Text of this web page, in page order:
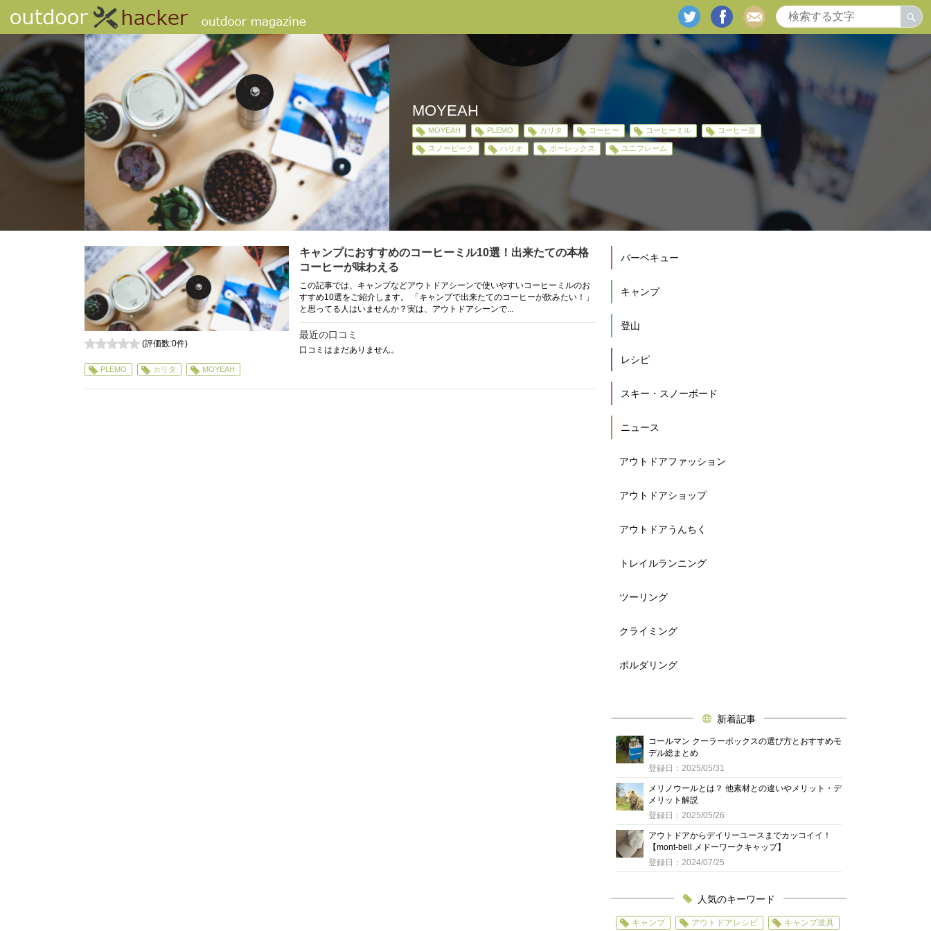
MOYEAH
MOYEAH PLEMO カリタ コーヒー コーヒーミル コーヒー豆
スノーピーク ハリオ ポーレックス ユニフレーム
キャンプにおすすめのコーヒーミル10選！出来たての本格
コーヒーが味わえる
この記事では、キャンプなどアウトドアシーンで使いやすいコーヒーミルのお
すすめ10選をご紹介します。 「キャンプで出来たてのコーヒーが飲みたい！」
と思ってる人はいませんか？実は、アウトドアシーンで...
最近の口コミ
口コミはまだありません。
(評価数:0件)
PLEMO カリタ MOYEAH
バーベキュー
キャンプ
登山
レシピ
スキー・スノーボード
ニュース
アウトドアファッション
アウトドアショップ
アウトドアうんちく
トレイルランニング
ツーリング
クライミング
ボルダリング
新着記事
コールマン クーラーボックスの選び方とおすすめモ
デル総まとめ
登録日：2025/05/31
メリノウールとは？ 他素材との違いやメリット・デ
メリット解説
登録日：2025/05/26
アウトドアからデイリーユースまでカッコイイ！
【mont-bell メドーワークキャップ】
登録日：2024/07/25
人気のキーワード
キャンプ アウトドアレシピ キャンプ道具